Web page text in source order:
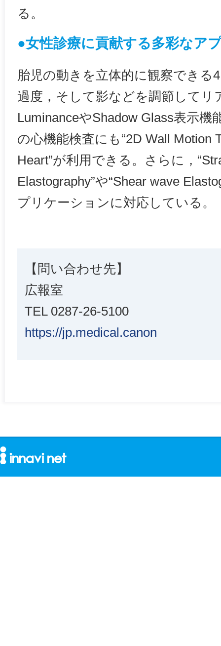
る。
●女性診療に貢献する多彩なア
胎児の動きを立体的に観察できる
過度，そして影などを調節してリ
LuminanceやShadow Glass表示機
の心機能検査にも“2D Wall Motion
Heart”が利用できる。さらに，
Elastography”や“Shear wave
プリケーションに対応している。
【問い合わせ先】
広報室
TEL 0287-26-5100
https://jp.medical.canon